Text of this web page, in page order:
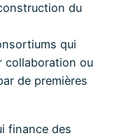
du
qui
collaboration ou
de premières
finance des